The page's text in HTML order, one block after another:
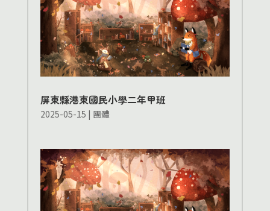
屏東縣港東國民小學二年甲班
2025-05-15 | 團體